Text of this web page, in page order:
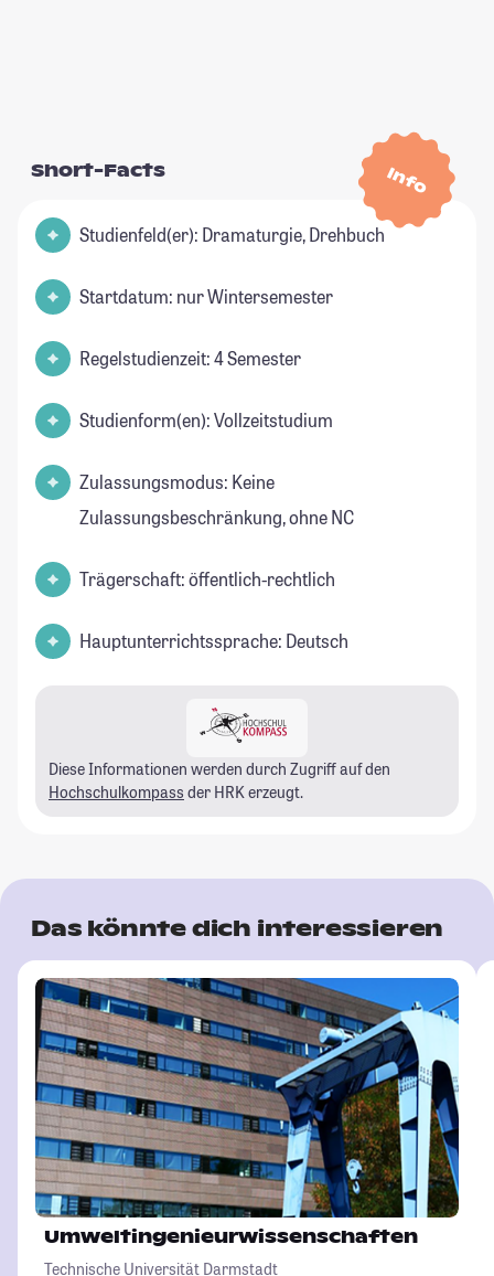
Info
Short-Facts
Studienfeld(er): Dramaturgie, Drehbuch
Startdatum: nur Wintersemester
Regelstudienzeit: 4 Semester
Studienform(en): Vollzeitstudium
Zulassungsmodus: Keine
Zulassungsbeschränkung, ohne NC
Trägerschaft: öffentlich-rechtlich
Hauptunterrichtssprache: Deutsch
Diese Informationen werden durch Zugriff auf den
Hochschulkompass der HRK erzeugt.
Das könnte dich interessieren
Umweltingenieurwissenschaften
Technische Universität Darmstadt